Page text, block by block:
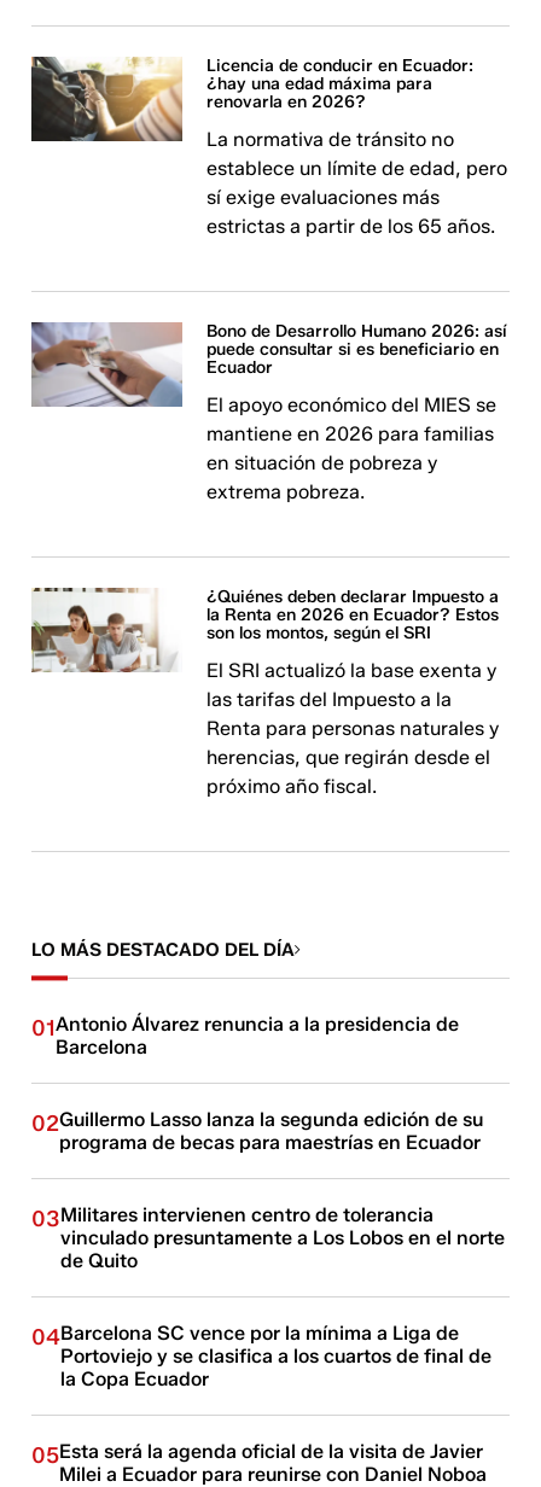
Licencia de conducir en Ecuador:
¿hay una edad máxima para
renovarla en 2026?
La normativa de tránsito no
establece un límite de edad, pero
sí exige evaluaciones más
estrictas a partir de los 65 años.
Bono de Desarrollo Humano 2026: así
puede consultar si es beneficiario en
Ecuador
El apoyo económico del MIES se
mantiene en 2026 para familias
en situación de pobreza y
extrema pobreza.
¿Quiénes deben declarar Impuesto a
la Renta en 2026 en Ecuador? Estos
son los montos, según el SRI
El SRI actualizó la base exenta y
las tarifas del Impuesto a la
Renta para personas naturales y
herencias, que regirán desde el
próximo año fiscal.
LO MÁS DESTACADO DEL DÍA
01Antonio Álvarez renuncia a la presidencia de
Barcelona
02Guillermo Lasso lanza la segunda edición de su
programa de becas para maestrías en Ecuador
03Militares intervienen centro de tolerancia
vinculado presuntamente a Los Lobos en el norte
de Quito
04Barcelona SC vence por la mínima a Liga de
Portoviejo y se clasifica a los cuartos de final de
la Copa Ecuador
05Esta será la agenda oficial de la visita de Javier
Milei a Ecuador para reunirse con Daniel Noboa